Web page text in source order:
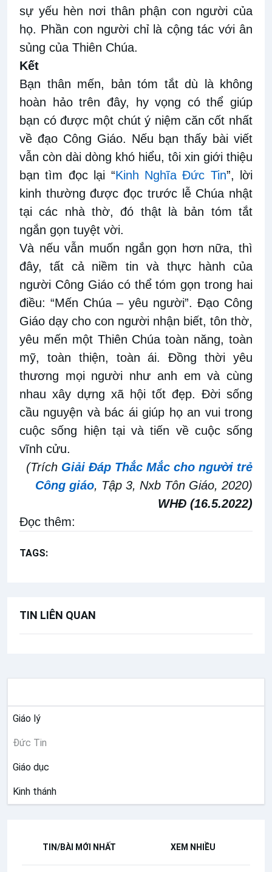
sự yếu hèn nơi thân phận con người của
họ. Phần con người chỉ là cộng tác với ân
sủng của Thiên Chúa.
Kết
Bạn thân mến, bản tóm tắt dù là không
hoàn hảo trên đây, hy vọng có thể giúp
bạn có được một chút ý niệm căn cốt nhất
về đạo Công Giáo. Nếu bạn thấy bài viết
vẫn còn dài dòng khó hiểu, tôi xin giới thiệu
bạn tìm đọc lại “Kinh Nghĩa Đức Tin”, lời
kinh thường được đọc trước lễ Chúa nhật
tại các nhà thờ, đó thật là bản tóm tắt
ngắn gọn tuyệt vời.
Và nếu vẫn muốn ngắn gọn hơn nữa, thì
đây, tất cả niềm tin và thực hành của
người Công Giáo có thể tóm gọn trong hai
điều: “Mến Chúa – yêu người”. Đạo Công
Giáo dạy cho con người nhận biết, tôn thờ,
yêu mến một Thiên Chúa toàn năng, toàn
mỹ, toàn thiện, toàn ái. Đồng thời yêu
thương mọi người như anh em và cùng
nhau xây dựng xã hội tốt đẹp. Đời sống
cầu nguyện và bác ái giúp họ an vui trong
cuộc sống hiện tại và tiến về cuộc sống
vĩnh cửu.
(Trích Giải Đáp Thắc Mắc cho người trẻ
Công giáo, Tập 3, Nxb Tôn Giáo, 2020)
WHĐ (16.5.2022)
Đọc thêm:
TAGS:
TIN LIÊN QUAN
Giáo lý
Đức Tin
Giáo dục
Kinh thánh
TIN/BÀI MỚI NHẤT XEM NHIỀU